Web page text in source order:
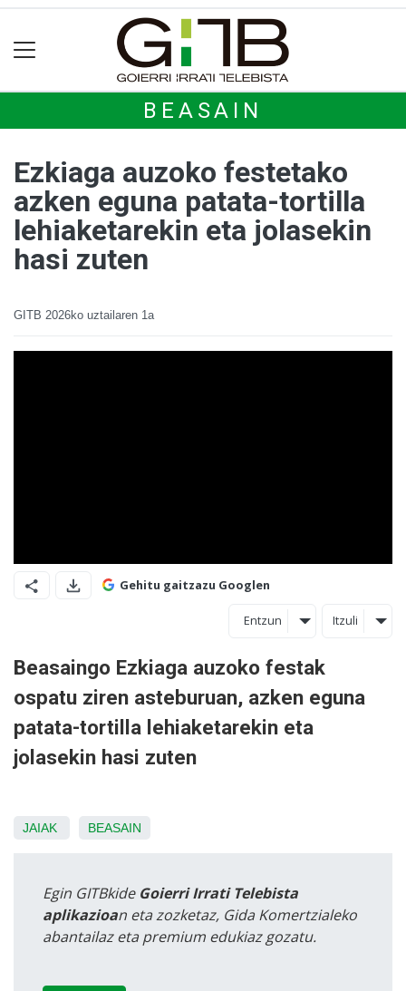
BEASAIN
Ezkiaga auzoko festetako
azken eguna patata-tortilla
lehiaketarekin eta jolasekin
hasi zuten
GITB 2026ko uztailaren 1a
Gehitu gaitzazu Googlen
Entzun Itzuli
Beasaingo Ezkiaga auzoko festak
ospatu ziren asteburuan, azken eguna
patata-tortilla lehiaketarekin eta
jolasekin hasi zuten
JAIAK BEASAIN
Egin GITBkide Goierri Irrati Telebista
aplikazioan eta zozketaz, Gida Komertzialeko
abantailaz eta premium edukiaz gozatu.